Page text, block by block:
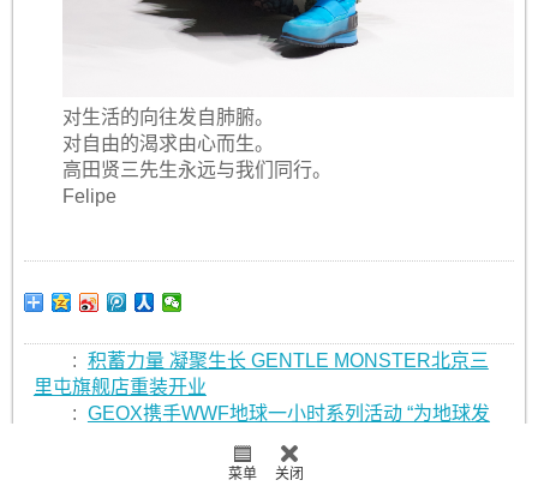
对生活的向往发自肺腑。
对自由的渴求由心而生。
高田贤三先生永远与我们同行。
Felipe
: 积蓄力量 凝聚生长 GENTLE MONSTER北京三
里屯旗舰店重装开业
: GEOX携手WWF地球一小时系列活动 “为地球发
菜单 关闭